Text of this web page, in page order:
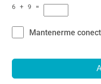
6 + 9 =
Mantenerme